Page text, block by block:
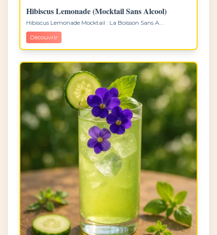
Hibiscus Lemonade (Mocktail Sans Alcool)
Hibiscus Lemonade Mocktail : La Boisson Sans A...
Découvrir